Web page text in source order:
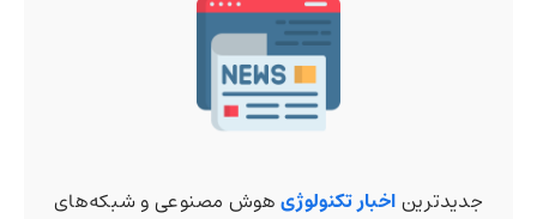
جدیدتریناخبار تکنولوژیهوش مصنوعی و شبکه‌های